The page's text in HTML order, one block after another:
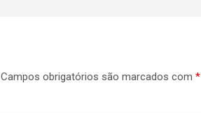
Campos obrigatórios são marcados com *